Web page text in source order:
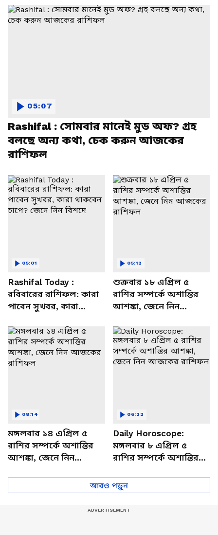
Rashifal : সোমবার মানেই মুড অফ? গ্রহ
বলছে অন্য কথা, চেক করুন আজকের
রাশিফল
05:07
Rashifal Today :
রবিবারের রাশিফল: কারা
পাবেন সুখবর, কারা
বিশদে
05:01
শুক্রবার ১৮ এপ্রিল ৫
রাশির সম্পর্কে অশান্তির
আশঙ্কা, জেনে নিন
05:12
মঙ্গলবার ১৪ এপ্রিল ৫
রাশির সম্পর্কে অশান্তির
আশঙ্কা, জেনে নিন
08:14
Daily Horoscope:
মঙ্গলবার ৮ এপ্রিল ৫
রাশির সম্পর্কে অশান্তির
আজকের রাশিফল
06:22
আরও পড়ুন